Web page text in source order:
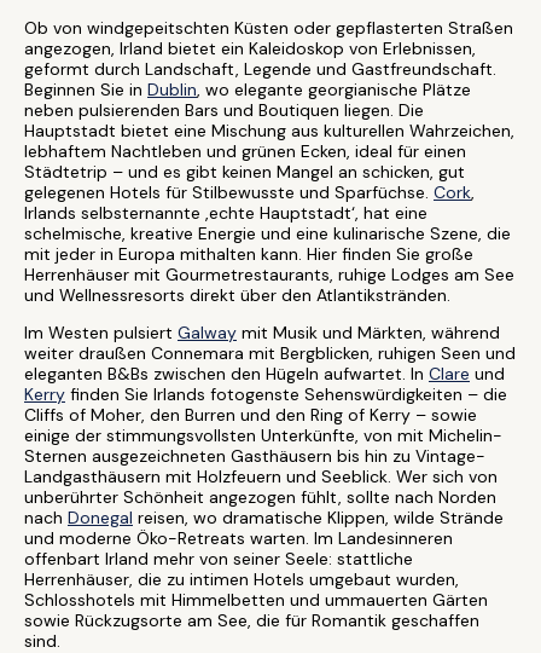
Ob von windgepeitschten Küsten oder gepflasterten Straßen
angezogen, Irland bietet ein Kaleidoskop von Erlebnissen,
geformt durch Landschaft, Legende und Gastfreundschaft.
Beginnen Sie in Dublin, wo elegante georgianische Plätze
neben pulsierenden Bars und Boutiquen liegen. Die
Hauptstadt bietet eine Mischung aus kulturellen Wahrzeichen,
lebhaftem Nachtleben und grünen Ecken, ideal für einen
Städtetrip – und es gibt keinen Mangel an schicken, gut
gelegenen Hotels für Stilbewusste und Sparfüchse. Cork,
Irlands selbsternannte ‚echte Hauptstadt‘, hat eine
schelmische, kreative Energie und eine kulinarische Szene, die
mit jeder in Europa mithalten kann. Hier finden Sie große
Herrenhäuser mit Gourmetrestaurants, ruhige Lodges am See
und Wellnessresorts direkt über den Atlantikstränden.
Im Westen pulsiert Galway mit Musik und Märkten, während
weiter draußen Connemara mit Bergblicken, ruhigen Seen und
eleganten B&Bs zwischen den Hügeln aufwartet. In Clare und
Kerry finden Sie Irlands fotogenste Sehenswürdigkeiten – die
Cliffs of Moher, den Burren und den Ring of Kerry – sowie
einige der stimmungsvollsten Unterkünfte, von mit Michelin-
Sternen ausgezeichneten Gasthäusern bis hin zu Vintage-
Landgasthäusern mit Holzfeuern und Seeblick. Wer sich von
unberührter Schönheit angezogen fühlt, sollte nach Norden
nach Donegal reisen, wo dramatische Klippen, wilde Strände
und moderne Öko-Retreats warten. Im Landesinneren
offenbart Irland mehr von seiner Seele: stattliche
Herrenhäuser, die zu intimen Hotels umgebaut wurden,
Schlosshotels mit Himmelbetten und ummauerten Gärten
sowie Rückzugsorte am See, die für Romantik geschaffen
sind.